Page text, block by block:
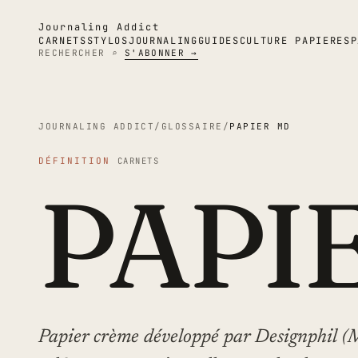
Journaling Addict
CARNETSSTYLOSJOURNALINGGUIDESCULTURE PAPIER
RECHERCHER ⌕ S'ABONNER →
JOURNALING ADDICT / GLOSSAIRE / PAPIER MD
DÉFINITION CARNETS
Papier crème développé par Designphil